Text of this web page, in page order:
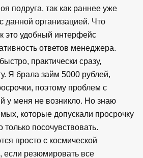
подруга, так как раннее уже
данной организацией. Что
это удобный интерфейс
ответов менеджера.
практически сразу,
Я брала займ 5000 рублей,
поэтому проблем с
у меня не возникло. Но знаю
которые допускали просрочку
посочувствовать.
просто с космической
резюмировать все